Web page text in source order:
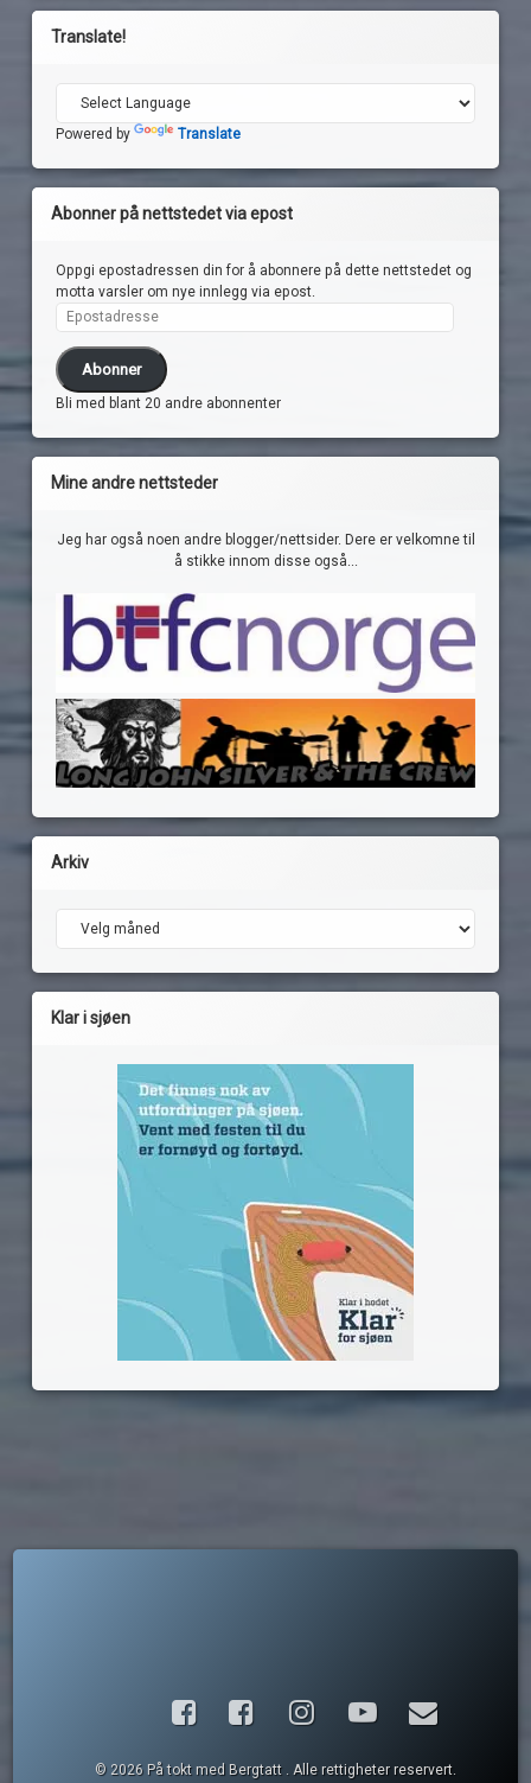
Translate!
Powered by Translate
Abonner på nettstedet via epost
Oppgi epostadressen din for å abonnere på dette nettstedet og
motta varsler om nye innlegg via epost.
Epostadresse
Abonner
Bli med blant 20 andre abonnenter
Mine andre nettsteder
Jeg har også noen andre blogger/nettsider. Dere er velkomne til
å stikke innom disse også...
Arkiv
Arkiv
Klar i sjøen
FacebookInstagram
YouTubeE-post
© 2026 På tokt med Bergtatt . Alle rettigheter reservert.